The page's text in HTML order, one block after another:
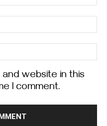
website in this
I comment.